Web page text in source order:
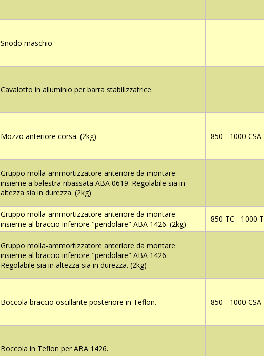
Snodo maschio.
Cavalotto in alluminio per barra stabilizzatrice.
Mozzo anteriore corsa. (2kg) 850 - 1000 CSA
Gruppo molla-ammortizzatore anteriore da montare
insieme a balestra ribassata ABA 0619. Regolabile sia in
altezza sia in durezza. (2kg)
Gruppo molla-ammortizzatore anteriore da montare
insieme al braccio inferiore "pendolare" ABA 1426. (2kg)
850 TC - 1000
Gruppo molla-ammortizzatore anteriore da montare
insieme al braccio inferiore "pendolare" ABA 1426.
Regolabile sia in altezza sia in durezza. (2kg)
Boccola braccio oscillante posteriore in Teflon. 850 - 1000 CSA
Boccola in Teflon per ABA 1426.